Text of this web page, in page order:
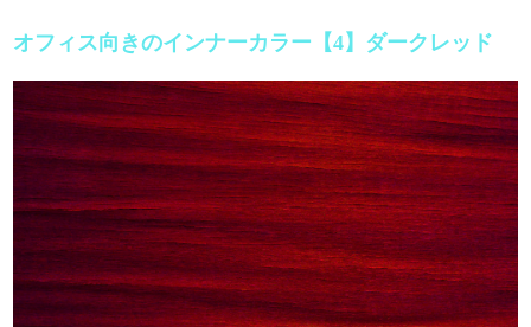
オフィス向きのインナーカラー【4】ダークレッド